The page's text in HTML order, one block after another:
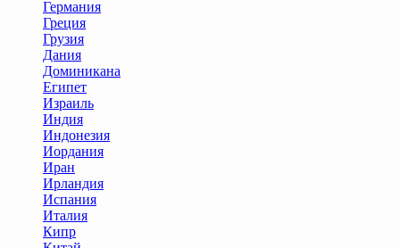
Германия
Греция
Грузия
Дания
Доминикана
Египет
Израиль
Индия
Индонезия
Иордания
Иран
Ирландия
Испания
Италия
Кипр